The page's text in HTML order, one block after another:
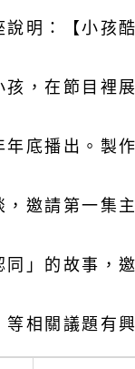
說明：【小孩
孩，在節目裡
年底播出。製
，邀請第一集
同」的故事，
等相關議題有